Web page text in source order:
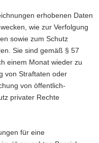
erhobenen Daten
wie zur Verfolgung
sowie zum Schutz
Sie sind gemäß § 57
einem Monat wieder zu
von Straftaten oder
von öffentlich-
privater Rechte
für eine